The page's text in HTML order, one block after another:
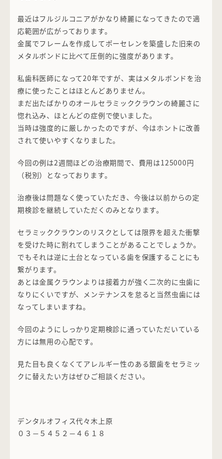
最近はフルジルコニアがかなり綺麗になってきたので適
応範囲が広がっております。
金属でフレームを作成してポーセレンを築盛した旧来の
メタルボンドに比べて圧倒的に強度があります。
私歯科医師になって20年ですが、実はメタルボンドを治
療に使ったことはほとんどありません。
まだ出たばかりのオールセラミッククラウンの綺麗さに
惚れ込み、ほとんどの症例で使いました。
当時は強度的に厳しかったのですが、今はホントに改善
されて使いやすくなりました。
今回の例は2週間ほどの治療期間で、費用は125000円
（税別）となっております。
治療後は問題なく使っていただき、今後は以前からの定
期検診を継続していただくのみとなります。
セラミッククラウンのリスクとしては限界を超えた衝撃
を受けた時に割れてしまうことがあることでしょうか。
でもそれは逆に土台となっている歯を保護することにも
繋がります。
あとは金属クラウンよりは接着力が強く二次的に虫歯に
なりにくいですが、メンテナンスを怠ると当然虫歯には
なってしまいますね。
今回のようにしっかり定期検診に通っていただいている
方には無用の心配です。
見た目も良くなくてアレルギー性のある銀歯をセラミッ
クに替えたい方はぜひご相談ください。
デンタルオフィス代々木上原
０３－５４５２－４６１８